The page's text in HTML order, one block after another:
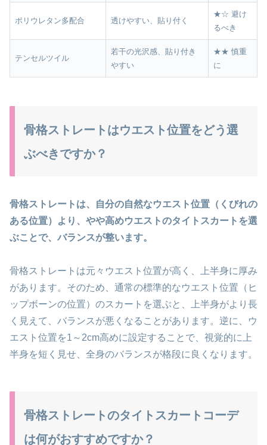
ポリウレタン多配合 透けやすい、貼り付く
★☆ 避け
るべき
テンセルツイル
若干の光沢感、貼り付き
やすい
★★ 慎重
に
骨格ストレートはウエスト位置をどう選
ぶべきですか？
骨格ストレートは、自分の自然なウエスト位置（くびれの
ある位置）より、やや高めウエストのタイトスカートを選
ぶことで、バランスが整います。
骨格ストレートは元々ウエスト位置が高く、上半身に厚み
があります。そのため、通常の標準的なウエスト位置（ヒ
ップボーンの位置）のスカートを選ぶと、上半身がより長
く見えて、バランスが悪くなることがあります。逆に、ウ
エスト位置を1～2cm高めに設定することで、視覚的に上
半身を短く見せ、全身のバランスが格段に良くなります。
骨格ストレートのタイトスカートコーデ
は何がおすすめですか？